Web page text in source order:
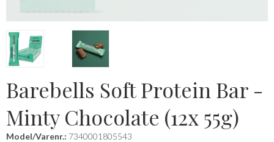
Barebells Soft Protein Bar -
Minty Chocolate (12x 55g)
Model/Varenr.: 7340001805543